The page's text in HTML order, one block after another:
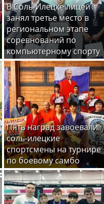
В Соль-Илецке лицей
занял третье место в
региональном этапе
соревнований по
компьютерному спорту
Пять наград завоевали
соль-илецкие
спортсмены на турнире
по боевому самбо